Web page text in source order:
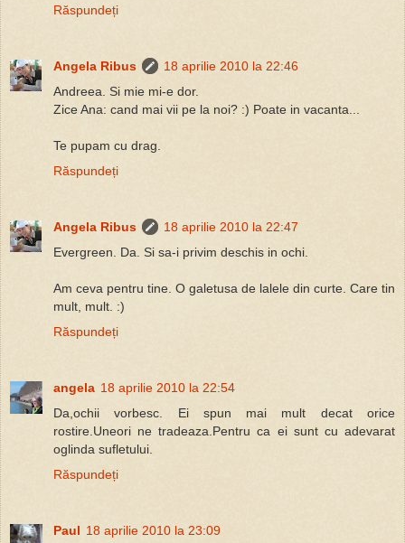
Răspundeți
Angela Ribus
18 aprilie 2010 la 22:46
Andreea. Si mie mi-e dor.
Zice Ana: cand mai vii pe la noi? :) Poate in vacanta...
Te pupam cu drag.
Răspundeți
Angela Ribus
18 aprilie 2010 la 22:47
Evergreen. Da. Si sa-i privim deschis in ochi.
Am ceva pentru tine. O galetusa de lalele din curte. Care tin
mult, mult. :)
Răspundeți
angela 18 aprilie 2010 la 22:54
Da,ochii vorbesc. Ei spun mai mult decat orice
rostire.Uneori ne tradeaza.Pentru ca ei sunt cu adevarat
oglinda sufletului.
Răspundeți
Paul 18 aprilie 2010 la 23:09